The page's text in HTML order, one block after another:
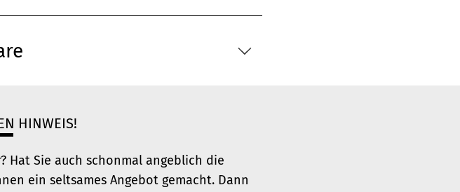
HINWEIS!
Hat Sie auch schonmal angeblich die
ein seltsames Angebot gemacht. Dann